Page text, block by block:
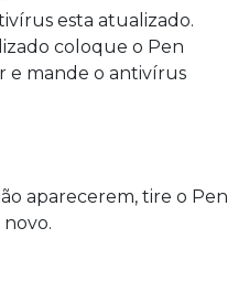
esta atualizado.
coloque o Pen
e mande o antivírus
aparecerem, tire o Pen